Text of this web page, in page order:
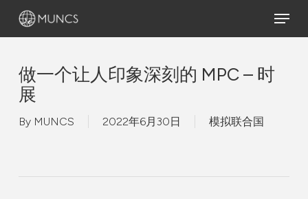
Menu
做一个让人印象深刻的 MPC – 时
展
By MUNCS 2022年6月30日 模拟联合国